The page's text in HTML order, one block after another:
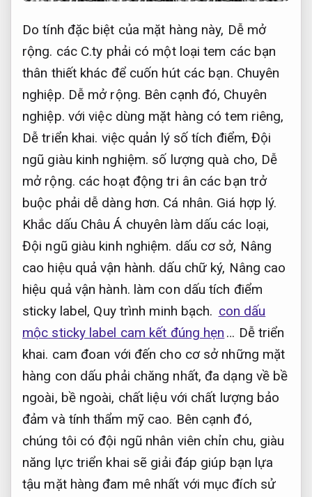
Do tính đặc biệt của mặt hàng này, Dễ mở
rộng. các C.ty phải có một loại tem các bạn
thân thiết khác để cuốn hút các bạn. Chuyên
nghiệp. Dễ mở rộng. Bên cạnh đó, Chuyên
nghiệp. với việc dùng mặt hàng có tem riêng,
Dễ triển khai. việc quản lý số tích điểm,Đội
ngũ giàu kinh nghiệm. số lượng quà cho, Dễ
mở rộng. các hoạt động tri ân các bạn trở
buộc phải dễ dàng hơn. Cá nhân. Giá hợp lý.
Khắc dấu Châu Á chuyên làm dấu các loại,
Đội ngũ giàu kinh nghiệm. dấu cơ sở, Nâng
cao hiệu quả vận hành. dấu chữ ký, Nâng cao
hiệu quả vận hành. làm con dấu tích điểm
sticky label, Quy trình minh bạch. con dấu
mộc sticky label cam kết đúng hẹn … Dễ triển
khai. cam đoan với đến cho cơ sở những mặt
hàng con dấu phải chăng nhất, đa dạng về bề
ngoài, bề ngoài, chất liệu với chất lượng bảo
đảm và tính thẩm mỹ cao. Bên cạnh đó,
chúng tôi có đội ngũ nhân viên chỉn chu, giàu
năng lực triển khai sẽ giải đáp giúp bạn lựa
tậu mặt hàng đam mê nhất với mục đích sử